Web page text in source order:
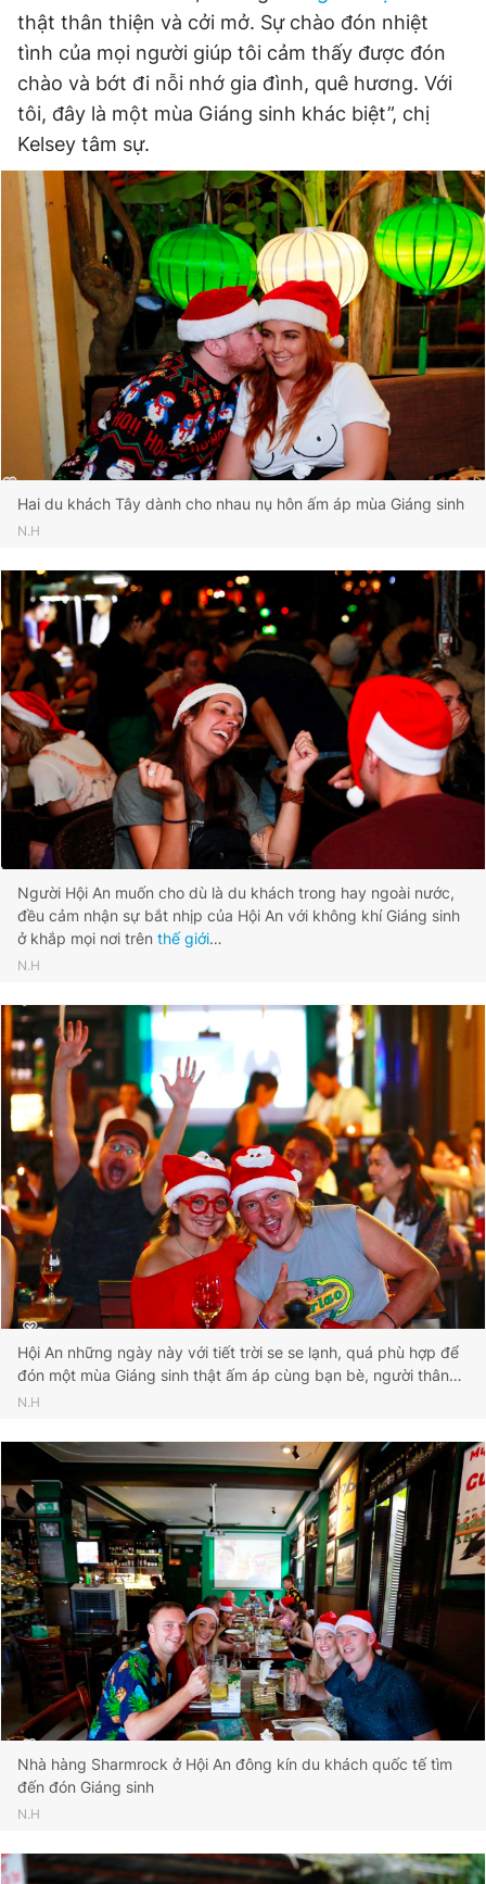
thật thân thiện và cởi mở. Sự chào đón nhiệt
tình của mọi người giúp tôi cảm thấy được đón
chào và bớt đi nỗi nhớ gia đình, quê hương. Với
tôi, đây là một mùa Giáng sinh khác biệt”, chị
Kelsey tâm sự.
Hai du khách Tây dành cho nhau nụ hôn ấm áp mùa Giáng sinh
N.H
Người Hội An muốn cho dù là du khách trong hay ngoài nước,
đều cảm nhận sự bắt nhịp của Hội An với không khí Giáng sinh
ở khắp mọi nơi trên thế giới…
N.H
Hội An những ngày này với tiết trời se se lạnh, quá phù hợp để
đón một mùa Giáng sinh thật ấm áp cùng bạn bè, người thân…
N.H
Nhà hàng Sharmrock ở Hội An đông kín du khách quốc tế tìm
đến đón Giáng sinh
N.H